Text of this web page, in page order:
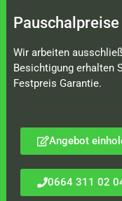
Pauschalpreise
Wir arbeiten
Besichtigung erhalten
Festpreis Garantie.
Angebot
0664 311 02